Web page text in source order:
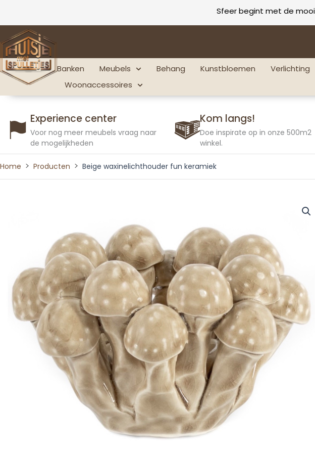
inhoud
Sfeer begint met de
Banken Meubels Behang Kunstbloemen Verlichting
Woonaccessoires
Experience center
Voor nog meer meubels vraag naar
de mogelijkheden
Kom langs!
Doe inspirate op in onze 500m2
winkel.
Home Producten Beige waxinelichthouder fun keramiek